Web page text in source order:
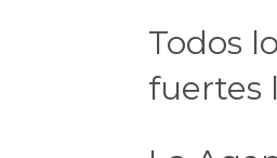
Todos
fuertes